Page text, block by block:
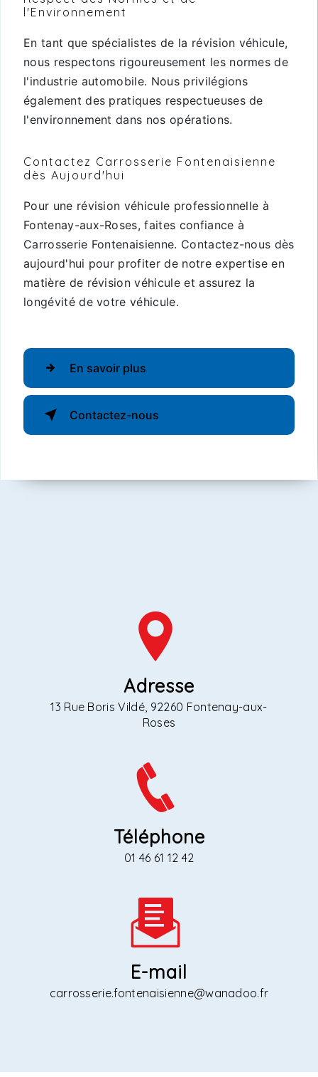
l'Environnement
En tant que spécialistes de la révision véhicule,
nous respectons rigoureusement les normes de
l'industrie automobile. Nous privilégions
également des pratiques respectueuses de
l'environnement dans nos opérations.
Contactez Carrosserie Fontenaisienne
dès Aujourd'hui
Pour une révision véhicule professionnelle à
Fontenay-aux-Roses, faites confiance à
Carrosserie Fontenaisienne. Contactez-nous dès
aujourd'hui pour profiter de notre expertise en
matière de révision véhicule et assurez la
longévité de votre véhicule.
En savoir plus
Contactez-nous
Adresse
13 Rue Boris Vildé, 92260 Fontenay-aux-
Roses
Téléphone
01 46 61 12 42
E-mail
carrosserie.fontenaisienne@wanadoo.fr